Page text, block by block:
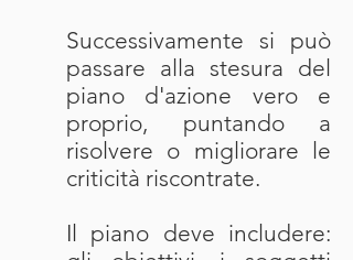
Successivamente si può
passare alla stesura del
piano d'azione vero e
proprio, puntando a
risolvere o migliorare le
criticità riscontrate.
Il piano deve includere: